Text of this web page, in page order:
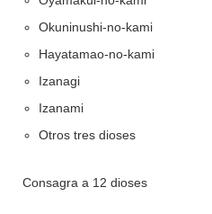
Okuninushi-no-kami
Hayatamao-no-kami
Izanagi
Izanami
Otros tres dioses
Consagra a 12 dioses